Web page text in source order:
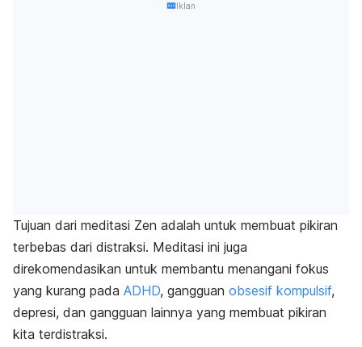
Iklan
Tujuan dari meditasi Zen adalah untuk membuat pikiran
terbebas dari distraksi. Meditasi ini juga
direkomendasikan untuk membantu menangani fokus
yang kurang pada ADHD, gangguan obsesif kompulsif,
depresi, dan gangguan lainnya yang membuat pikiran
kita terdistraksi.